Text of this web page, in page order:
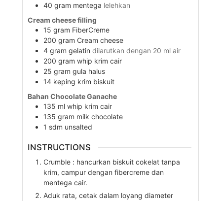
40 gram mentega lelehkan
Cream cheese filling
15 gram FiberCreme
200 gram Cream cheese
4 gram gelatin dilarutkan dengan 20 ml air
200 gram whip krim cair
25 gram gula halus
14 keping krim biskuit
Bahan Chocolate Ganache
135 ml whip krim cair
135 gram milk chocolate
1 sdm unsalted
INSTRUCTIONS
Crumble : hancurkan biskuit cokelat tanpa
krim, campur dengan fibercreme dan
mentega cair.
Aduk rata, cetak dalam loyang diameter